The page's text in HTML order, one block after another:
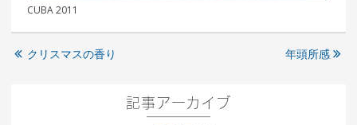
CUBA 2011
クリスマスの香り 年頭所感
記事アーカイブ